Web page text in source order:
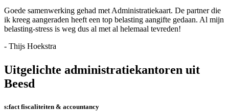
Goede samenwerking gehad met Administratiekaart. De partner die
ik kreeg aangeraden heeft een top belasting aangifte gedaan. Al mijn
belasting-stress is weg dus al met al helemaal tevreden!
- Thijs Hoekstra
Uitgelichte administratiekantoren uit
Beesd
s:fact fiscaliteiten & accountancy